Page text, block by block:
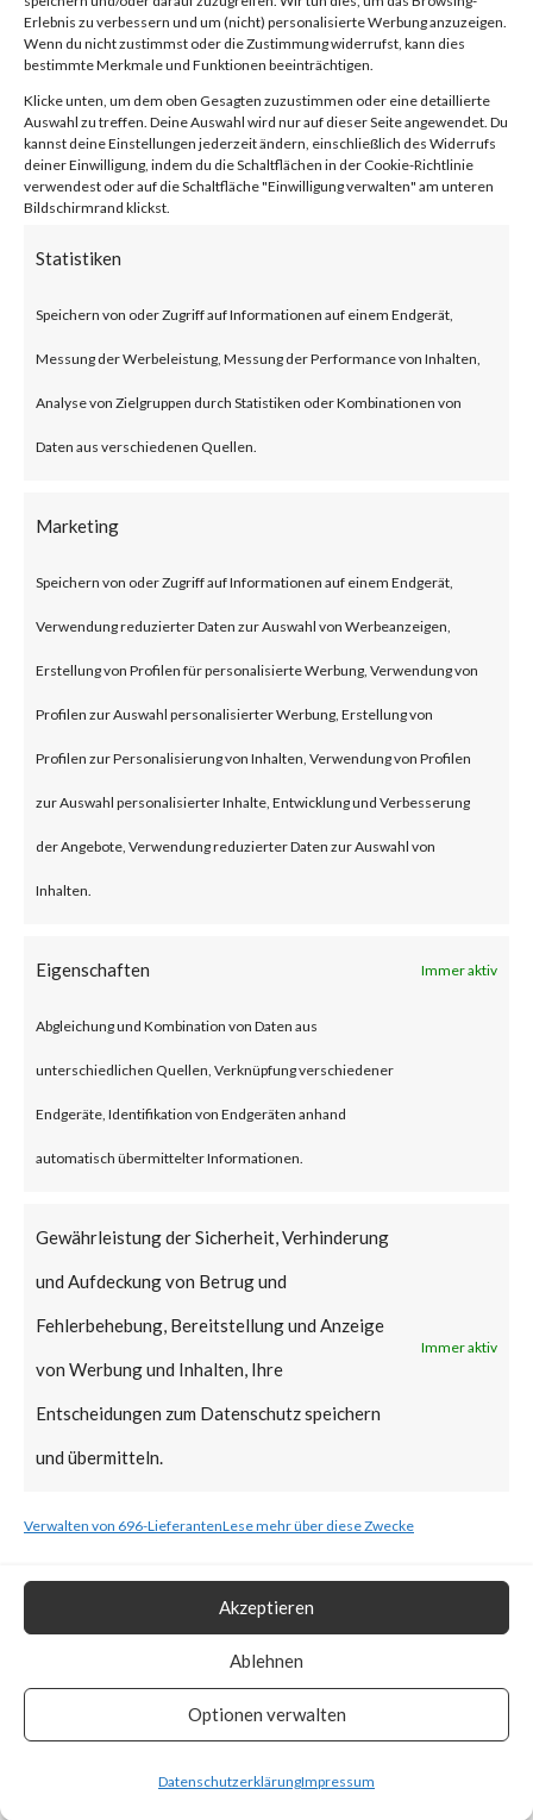
Erlebnis zu verbessern und um (nicht) personalisierte Werbung anzuzeigen.
Wenn du nicht zustimmst oder die Zustimmung widerrufst, kann dies
bestimmte Merkmale und Funktionen beeinträchtigen.
Klicke unten, um dem oben Gesagten zuzustimmen oder eine detaillierte
Auswahl zu treffen. Deine Auswahl wird nur auf dieser Seite angewendet. Du
kannst deine Einstellungen jederzeit ändern, einschließlich des Widerrufs
deiner Einwilligung, indem du die Schaltflächen in der Cookie-Richtlinie
verwendest oder auf die Schaltfläche "Einwilligung verwalten" am unteren
Bildschirmrand klickst.
Statistiken
Speichern von oder Zugriff auf Informationen auf einem Endgerät,
Messung der Werbeleistung, Messung der Performance von Inhalten,
Analyse von Zielgruppen durch Statistiken oder Kombinationen von
Daten aus verschiedenen Quellen.
Marketing
Speichern von oder Zugriff auf Informationen auf einem Endgerät,
Verwendung reduzierter Daten zur Auswahl von Werbeanzeigen,
Erstellung von Profilen für personalisierte Werbung, Verwendung von
Profilen zur Auswahl personalisierter Werbung, Erstellung von
Profilen zur Personalisierung von Inhalten, Verwendung von Profilen
zur Auswahl personalisierter Inhalte, Entwicklung und Verbesserung
der Angebote, Verwendung reduzierter Daten zur Auswahl von
Inhalten.
Eigenschaften Immer aktiv
Abgleichung und Kombination von Daten aus
unterschiedlichen Quellen, Verknüpfung verschiedener
Endgeräte, Identifikation von Endgeräten anhand
automatisch übermittelter Informationen.
Gewährleistung der Sicherheit, Verhinderung
und Aufdeckung von Betrug und
Fehlerbehebung, Bereitstellung und Anzeige
von Werbung und Inhalten, Ihre
Entscheidungen zum Datenschutz speichern
und übermitteln.
Immer aktiv
Verwalten von 696-LieferantenLese mehr über diese Zwecke
Akzeptieren
Ablehnen
Optionen verwalten
DatenschutzerklärungImpressum
A command injection
vulnerability exists in TP-Link
Archer AX21 (AX1800)
firmware versions before 1.1.4
Build 20230219 that allows an
unauthenticated attacker to
inject commands and obtain
root access via a POST request.
The issue has been assigned
CVE-2023-1389. The
score of 8.8 and is rated HIGH.
This is significant because
attackers have reportedly
started to exploit CVE-2023-
1389 in real time attacks.
Furthermore, proof-of-concept
(PoC) code is publicly available,
that the Mirai malware was
deployed to vulnerable TP-Link
Archer AX21 devices. CISA
added the vulnerability to their
Known Exploited Vulnerabilities
As such, patches should be
applied as soon as possible.
What is the vendor solution?
According to the TP-Link
linked to a TP-Link ID, will
automatically receive update
notifications in the web
administration interface and
Tether application. TP-Link
strongly recommends that you
download and update to the